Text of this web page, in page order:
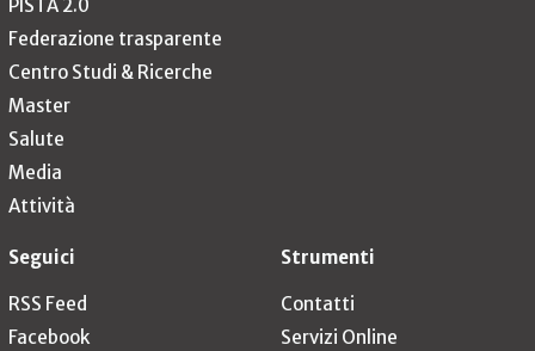
PISTA 2.0
Federazione trasparente
Centro Studi & Ricerche
Master
Salute
Media
Attività
Seguici
RSS Feed
Facebook
Strumenti
Contatti
Servizi Online